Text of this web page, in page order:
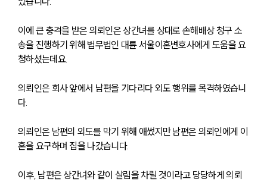
이에 큰 충격을 받은 의뢰인은 상간녀를 상대로 손해배상 청구 소
송을 진행하기 위해 법무법인 대륜 서울이혼변호사에게 도움을 요
청하셨는데요.
의뢰인은 회사 앞에서 남편을 기다리다 외도 행위를 목격하였습니
다.
의뢰인은 남편의 외도를 막기 위해 애썼지만 남편은 의뢰인에게 이
혼을 요구하며 집을 나갔습니다.
이후, 남편은 상간녀와 같이 살림을 차릴 것이라고 당당하게 의뢰